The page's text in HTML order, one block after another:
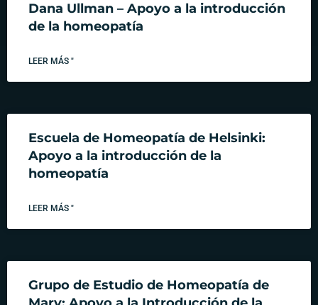
Dana Ullman – Apoyo a la introducción
de la homeopatía
LEER MÁS "
Escuela de Homeopatía de Helsinki:
Apoyo a la introducción de la
homeopatía
LEER MÁS "
Grupo de Estudio de Homeopatía de